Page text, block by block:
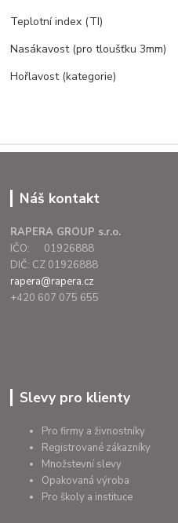
Teplotní index (TI)
Nasákavost (pro tloušťku 3mm)
Hořlavost (kategorie)
Náš kontakt
RAPERA GROUP s.r.o.
IČO: 01926888
DIČ: CZ 01926888
rapera@rapera.cz
+420 607 075 655
Slevy pro klienty
Pro firmy a živnostníky
Registrované zákazníky
Množstevní slevy
Opakovaná výroba
Pro školy a instituce